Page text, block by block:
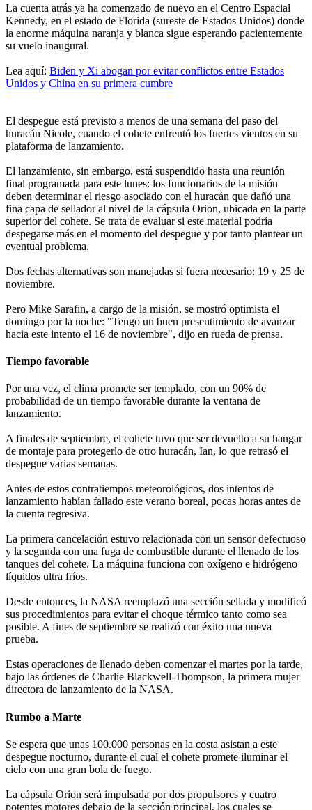
La cuenta atrás ya ha comenzado de nuevo en el Centro Espacial
Kennedy, en el estado de Florida (sureste de Estados Unidos) donde
la enorme máquina naranja y blanca sigue esperando pacientemente
su vuelo inaugural.
Lea aquí: Biden y Xi abogan por evitar conflictos entre Estados
Unidos y China en su primera cumbre
El despegue está previsto a menos de una semana del paso del
huracán Nicole, cuando el cohete enfrentó los fuertes vientos en su
plataforma de lanzamiento.
El lanzamiento, sin embargo, está suspendido hasta una reunión
final programada para este lunes: los funcionarios de la misión
deben determinar el riesgo asociado con el huracán que dañó una
fina capa de sellador al nivel de la cápsula Orion, ubicada en la parte
superior del cohete. Se trata de evaluar si este material podría
despegarse más en el momento del despegue y por tanto plantear un
eventual problema.
Dos fechas alternativas son manejadas si fuera necesario: 19 y 25 de
noviembre.
Pero Mike Sarafin, a cargo de la misión, se mostró optimista el
domingo por la noche: "Tengo un buen presentimiento de avanzar
hacia este intento el 16 de noviembre", dijo en rueda de prensa.
Tiempo favorable
Por una vez, el clima promete ser templado, con un 90% de
probabilidad de un tiempo favorable durante la ventana de
lanzamiento.
A finales de septiembre, el cohete tuvo que ser devuelto a su hangar
de montaje para protegerlo de otro huracán, Ian, lo que retrasó el
despegue varias semanas.
Antes de estos contratiempos meteorológicos, dos intentos de
lanzamiento habían fallado este verano boreal, pocas horas antes de
la cuenta regresiva.
La primera cancelación estuvo relacionada con un sensor defectuoso
y la segunda con una fuga de combustible durante el llenado de los
tanques del cohete. La máquina funciona con oxígeno e hidrógeno
líquidos ultra fríos.
Desde entonces, la NASA reemplazó una sección sellada y modificó
sus procedimientos para evitar el choque térmico tanto como sea
posible. A fines de septiembre se realizó con éxito una nueva
prueba.
Estas operaciones de llenado deben comenzar el martes por la tarde,
bajo las órdenes de Charlie Blackwell-Thompson, la primera mujer
directora de lanzamiento de la NASA.
Rumbo a Marte
Se espera que unas 100.000 personas en la costa asistan a este
despegue nocturno, durante el cual el cohete promete iluminar el
cielo con una gran bola de fuego.
La cápsula Orion será impulsada por dos propulsores y cuatro
potentes motores debajo de la sección principal, los cuales se